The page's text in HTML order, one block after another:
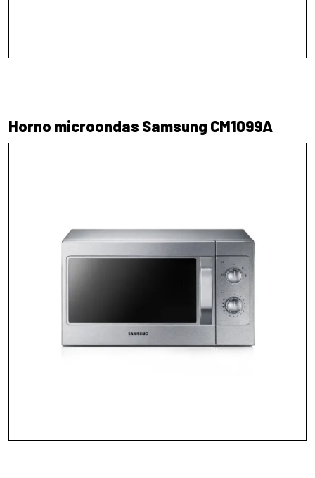
Horno microondas Samsung CM1099A